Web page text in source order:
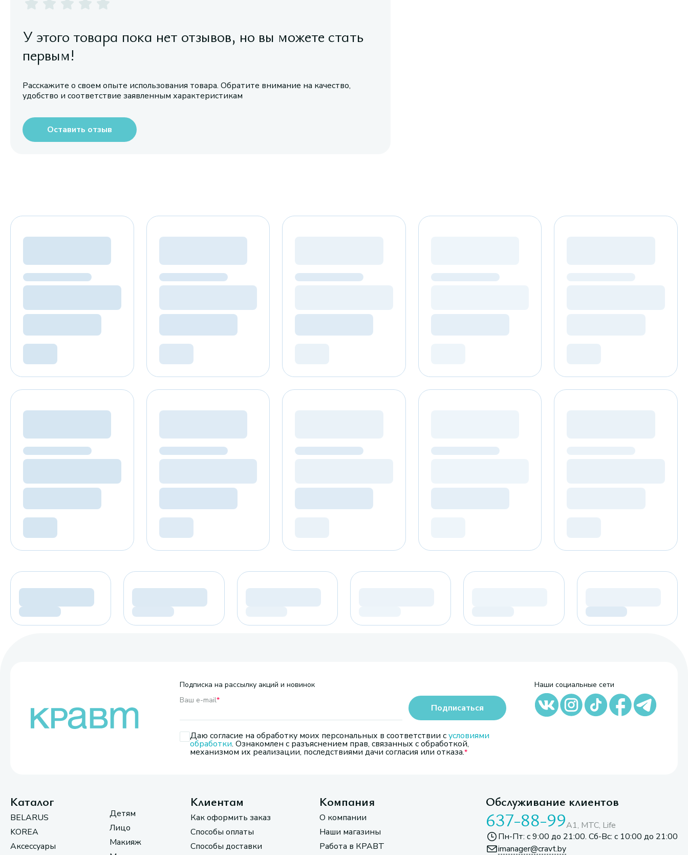
У этого товара пока нет отзывов, но вы можете стать
первым!
Расскажите о своем опыте использования товара. Обратите внимание на качество,
удобство и соответствие заявленным характеристикам
Оставить отзыв
Подписка на рассылку акций и новинок
Ваш e-mail*
Даю согласие на обработку моих персональных в соответствии сусловиями
обработки. Ознакомлен с разъяснением прав, связанных с обработкой,
механизмом их реализации, последствиями дачи согласия или отказа.
Подписаться
Наши социальные сети
Каталог
BELARUS
KOREA
Аксессуары
Детям
Лицо
Макияж
Клиентам
Как оформить заказ
Способы оплаты
Способы доставки
Компания
О компании
Наши магазины
Работа в КРАВТ
Обслуживание клиентов
637-88-99A1, МТС, Life
Пн-Пт: с 9:00 до 21:00. Сб-Вс: с 10:00 до 21:00
imanager@cravt.by